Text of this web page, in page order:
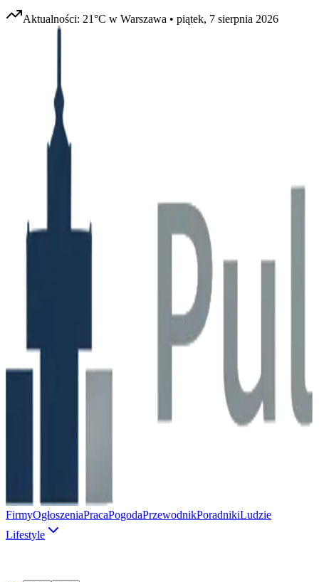
Aktualności: 21°C w Warszawa • piątek, 7 sierpnia 2026
FirmyOgłoszeniaPracaPogodaPrzewodnikPoradnikiLudzie
Lifestyle